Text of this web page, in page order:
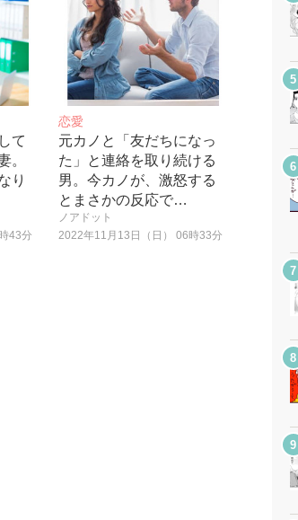
て
。
り
43分
恋愛
元カノと「友だちになっ
た」と連絡を取り続ける
男。今カノが、激怒する
とまさかの反応で…
ノアドット
2022年11月13日（日） 06時33分